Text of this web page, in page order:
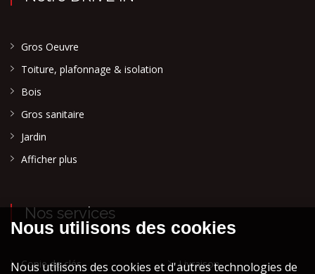
Gros Oeuvre
Toiture, plafonnage & isolation
Bois
Gros sanitaire
Jardin
Afficher plus
Nos services
Copie de clés Livraison